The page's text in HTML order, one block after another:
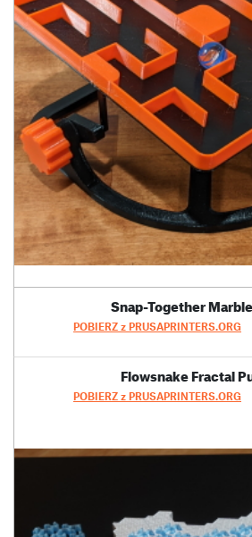
Snap-Together
POBIERZ z PRUSAPRINTERS.ORG
Flowsnake Fractal
POBIERZ z PRUSAPRINTERS.ORG